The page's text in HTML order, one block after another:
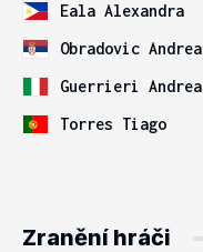
Eala Alexandra
Obradovic Andrea
Guerrieri Andrea
Torres Tiago
Zranění hráči